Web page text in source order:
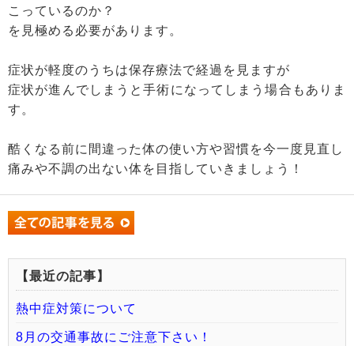
こっているのか？
を見極める必要があります。
症状が軽度のうちは保存療法で経過を見ますが
症状が進んでしまうと手術になってしまう場合もありま
す。
酷くなる前に間違った体の使い方や習慣を今一度見直し
痛みや不調の出ない体を目指していきましょう！
【最近の記事】
熱中症対策について
8月の交通事故にご注意下さい！